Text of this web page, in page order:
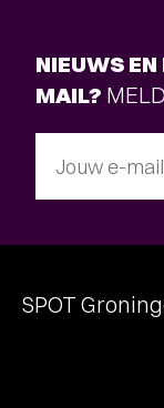
NIEUWS
MAIL?
Jouw e-
SPOT